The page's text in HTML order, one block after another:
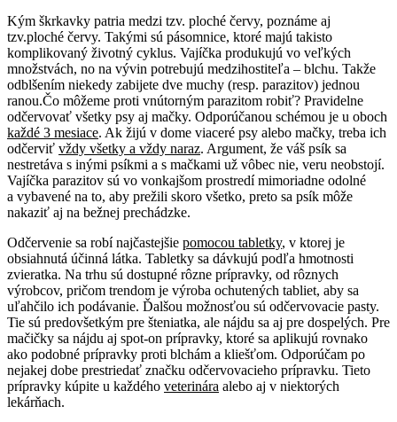
Kým škrkavky patria medzi tzv. ploché červy, poznáme aj
tzv.ploché červy. Takými sú pásomnice, ktoré majú takisto
komplikovaný životný cyklus. Vajíčka produkujú vo veľkých
množstvách, no na vývin potrebujú medzihostiteľa – blchu. Takže
odblšením niekedy zabijete dve muchy (resp. parazitov) jednou
ranou.Čo môžeme proti vnútorným parazitom robiť? Pravidelne
odčervovať všetky psy aj mačky. Odporúčanou schémou je u oboch
každé 3 mesiace. Ak žijú v dome viaceré psy alebo mačky, treba ich
odčerviť vždy všetky a vždy naraz. Argument, že váš psík sa
nestretáva s inými psíkmi a s mačkami už vôbec nie, veru neobstojí.
Vajíčka parazitov sú vo vonkajšom prostredí mimoriadne odolné
a vybavené na to, aby prežili skoro všetko, preto sa psík môže
nakaziť aj na bežnej prechádzke.
Odčervenie sa robí najčastejšie pomocou tabletky, v ktorej je
obsiahnutá účinná látka. Tabletky sa dávkujú podľa hmotnosti
zvieratka. Na trhu sú dostupné rôzne prípravky, od rôznych
výrobcov, pričom trendom je výroba ochutených tabliet, aby sa
uľahčilo ich podávanie. Ďalšou možnosťou sú odčervovacie pasty.
Tie sú predovšetkým pre šteniatka, ale nájdu sa aj pre dospelých. Pre
mačičky sa nájdu aj spot-on prípravky, ktoré sa aplikujú rovnako
ako podobné prípravky proti blchám a kliešťom. Odporúčam po
nejakej dobe prestriedať značku odčervovacieho prípravku. Tieto
prípravky kúpite u každého veterinára alebo aj v niektorých
lekárňach.